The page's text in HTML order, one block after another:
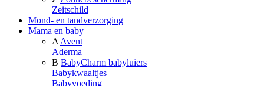
Zeitschild
Mond- en tandverzorging
Mama en baby
A Avent
Aderma
B BabyCharm babyluiers
Babykwaaltjes
Babyvoeding